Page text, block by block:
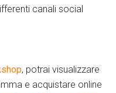
canali social
, potrai visualizzare
e acquistare online